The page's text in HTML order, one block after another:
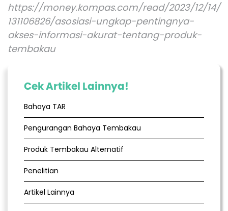
https://money.kompas.com/read/2023/12/14/
131106826/asosiasi-ungkap-pentingnya-
akses-informasi-akurat-tentang-produk-
tembakau
Cek Artikel Lainnya!
Bahaya TAR
Pengurangan Bahaya Tembakau
Produk Tembakau Alternatif
Penelitian
Artikel Lainnya